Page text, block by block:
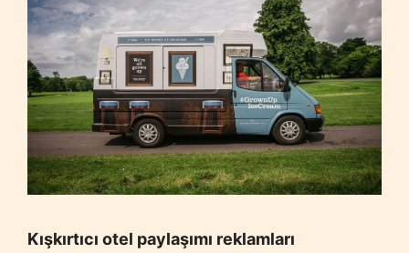
Kışkırtıcı otel paylaşımı reklamları